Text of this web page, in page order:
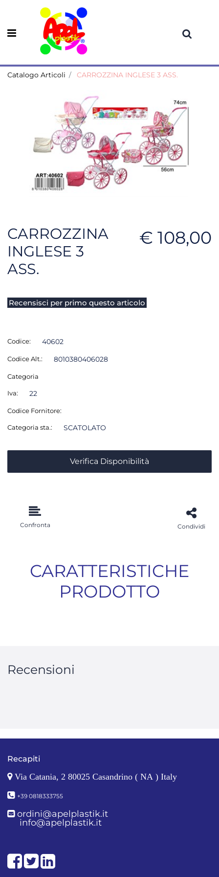
Open menu
Catalogo Articoli CARROZZINA INGLESE 3 ASS.
CARROZZINA
INGLESE 3
ASS.
€ 108,00
Recensisci per primo questo articolo
Codice: 40602
Codice Alt.: 8010380406028
Categoria
Iva: 22
Codice Fornitore:
Categoria sta.: SCATOLATO
Verifica Disponibilità
Confronta Condividi
CARATTERISTICHE
PRODOTTO
Recensioni
Recapiti
Via Catania, 2 80025 Casandrino ( NA ) Italy
+39 0818333755
ordini@apelplastik.it
info@apelplastik.it
Facebook
TwitterLinkedIn